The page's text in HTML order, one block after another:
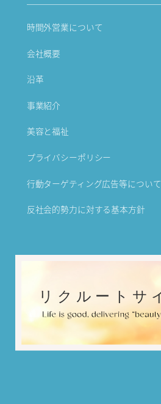
時間外営業について
会社概要
沿革
事業紹介
美容と福祉
プライバシーポリシー
行動ターゲティング広告等について
反社会的勢力に対する基本方針